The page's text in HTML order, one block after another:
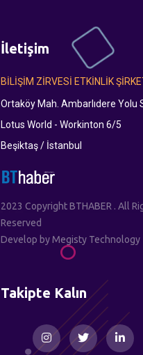
İletişim
BİLİŞİM ZİRVESİ ETKİNLİK
Ortaköy Mah. Ambarlıdere Yolu
Lotus World - Workinton 6/5
Beşiktaş / İstanbul
2023 Copyright BTHABER . All
Reserved
Develop byMegisty Technology
Takipte Kalın